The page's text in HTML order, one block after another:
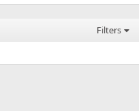
Filters